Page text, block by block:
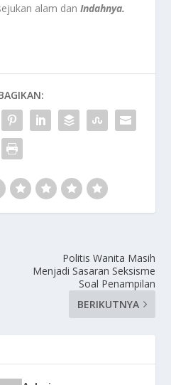
alam danIndahnya.
Politis Wanita Masih
Menjadi Sasaran Seksisme
Soal Penampilan
BERIKUTNYA